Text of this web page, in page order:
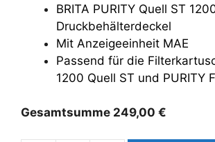
BRITA PURITY Quell ST
Druckbehälterdeckel
Mit Anzeigeeinheit MAE
Passend für die
1200 Quell ST und PURITY
Gesamtsumme 249,00 €